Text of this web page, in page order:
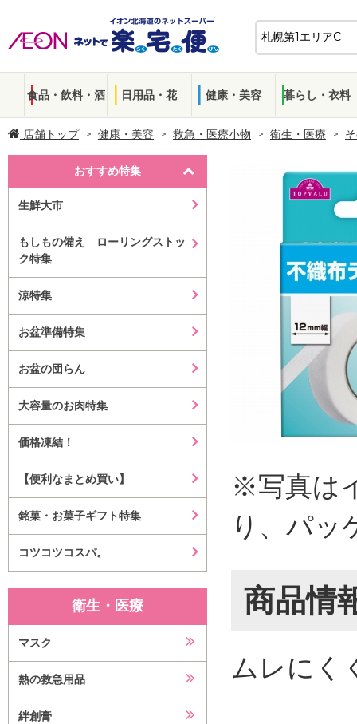
食品・飲料・酒 日用品・花 健康・美容 暮らし・衣料
店舗トップ 健康・美容 救急・医療小物 衛生・医療
おすすめ特集
生鮮大市
もしもの備え ローリングストッ
ク特集
涼特集
お盆準備特集
お盆の団らん
大容量のお肉特集
価格凍結！
【便利なまとめ買い】
銘菓・お菓子ギフト特集
コツコツコスパ。
衛生・医療
マスク
熱の救急用品
絆創膏
※写真は
り、パッ
商品情
ムレにく